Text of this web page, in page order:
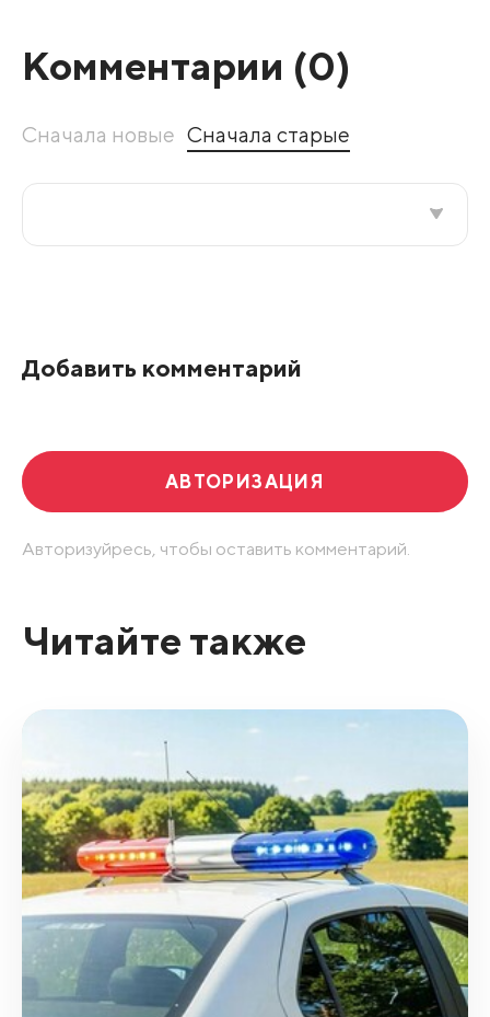
Комментарии (0)
Сначала новые Сначала старые
Добавить комментарий
АВТОРИЗАЦИЯ
Авторизуйресь, чтобы оставить комментарий.
Читайте также